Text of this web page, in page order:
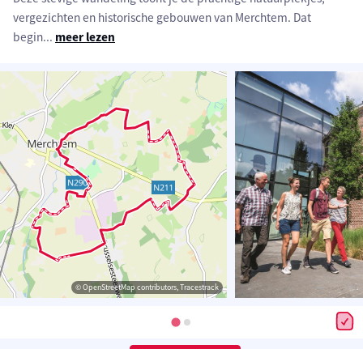
vergezichten en historische gebouwen van Merchtem. Dat
begin... meer lezen
© OpenStreetMap contributors, Tracestrack